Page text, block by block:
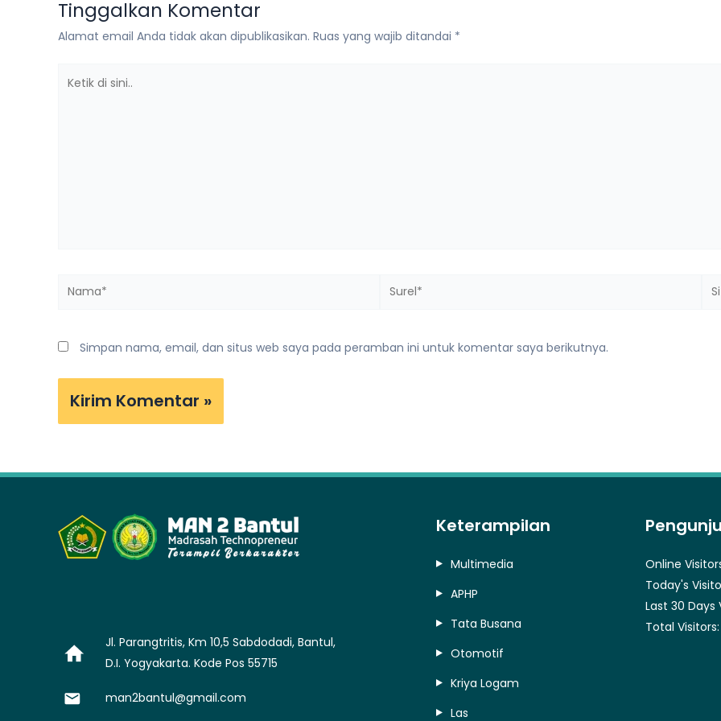
Tinggalkan Komentar
Alamat email Anda tidak akan dipublikasikan. Ruas yang wajib ditandai *
Nama* Surel*
Simpan nama, email, dan situs web saya pada peramban ini untuk komentar saya berikutnya.
Jl. Parangtritis, Km 10,5 Sabdodadi, Bantul,
D.I. Yogyakarta. Kode Pos 55715
man2bantul@gmail.com
Keterampilan
Multimedia
APHP
Tata Busana
Otomotif
Kriya Logam
Las
Online
Today's
Last 30 Days
Total